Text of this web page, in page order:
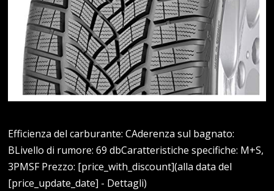
Efficienza del carburante: CAderenza sul bagnato:
BLivello di rumore: 69 dbCaratteristiche specifiche: M+S,
3PMSF Prezzo: [price_with_discount](alla data del
[price_update_date] - Dettagli)